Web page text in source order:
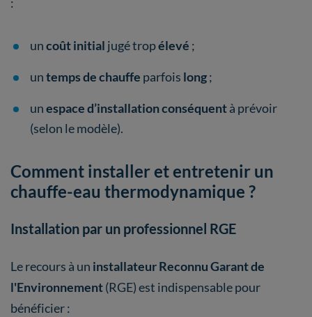
uncoût initial jugé tropélevé ;
untemps de chauffe parfois long;
unespace d’installation conséquentà prévoir
(selon le modèle).
Comment installer et entretenir un
chauffe-eau thermodynamique ?
Installation par un professionnel RGE
Le recours à un installateur Reconnu Garant de
l'Environnement(RGE) est indispensable pour
bénéficier :